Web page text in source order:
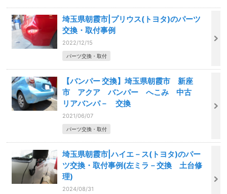
埼玉県朝霞市|プリウス(トヨタ)のパーツ
交換・取付事例
2022/12/15
パーツ交換・取付
【バンパー 交換】埼玉県朝霞市 新座
市 アクア バンパー へこみ 中古
リアバンパ－ 交換
2021/06/07
パーツ交換・取付
埼玉県朝霞市|ハイエ－ス(トヨタ)のパー
ツ交換・取付事例(左ミラ－交換 土台修
理)
2024/08/31